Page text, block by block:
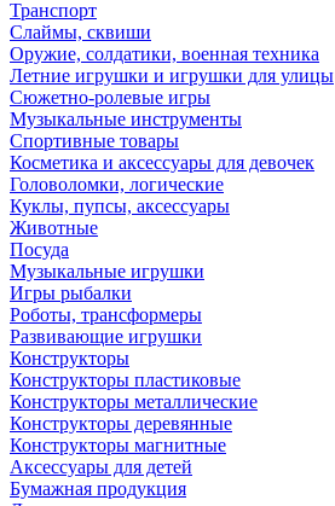
Транспорт
Слаймы, сквиши
Оружие, солдатики, военная техника
Летние игрушки и игрушки для улицы
Сюжетно-ролевые игры
Музыкальные инструменты
Спортивные товары
Косметика и аксессуары для девочек
Головоломки, логические
Куклы, пупсы, аксессуары
Животные
Посуда
Музыкальные игрушки
Игры рыбалки
Роботы, трансформеры
Развивающие игрушки
Конструкторы
Конструкторы пластиковые
Конструкторы металлические
Конструкторы деревянные
Конструкторы магнитные
Аксессуары для детей
Бумажная продукция